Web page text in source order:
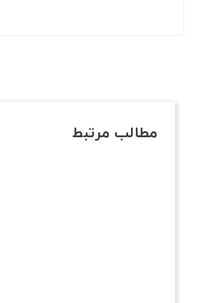
مطالب مرتبط